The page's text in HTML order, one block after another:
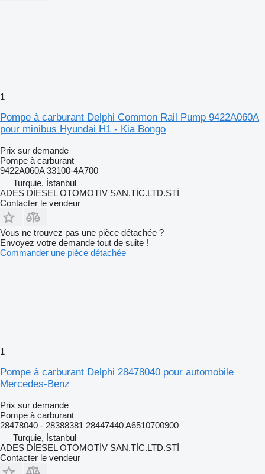
1
Pompe à carburant Delphi Common Rail Pump 9422A060A
pour minibus Hyundai H1 - Kia Bongo
Prix sur demande
Pompe à carburant
9422A060A 33100-4A700
Turquie, İstanbul
ADES DİESEL OTOMOTİV SAN.TİC.LTD.STİ
Contacter le vendeur
Vous ne trouvez pas une pièce détachée ?
Envoyez votre demande tout de suite !
Commander une pièce détachée
1
Pompe à carburant Delphi 28478040 pour automobile
Mercedes-Benz
Prix sur demande
Pompe à carburant
28478040 - 28388381 28447440 A6510700900
Turquie, İstanbul
ADES DİESEL OTOMOTİV SAN.TİC.LTD.STİ
Contacter le vendeur